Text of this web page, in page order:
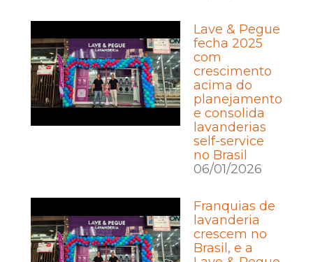
Lave & Pegue
fecha 2025
com
crescimento
acima do
planejamento
e consolida
lavanderias
self-service
no Brasil
06/01/2026
Franquias de
lavanderia
crescem no
Brasil, e a